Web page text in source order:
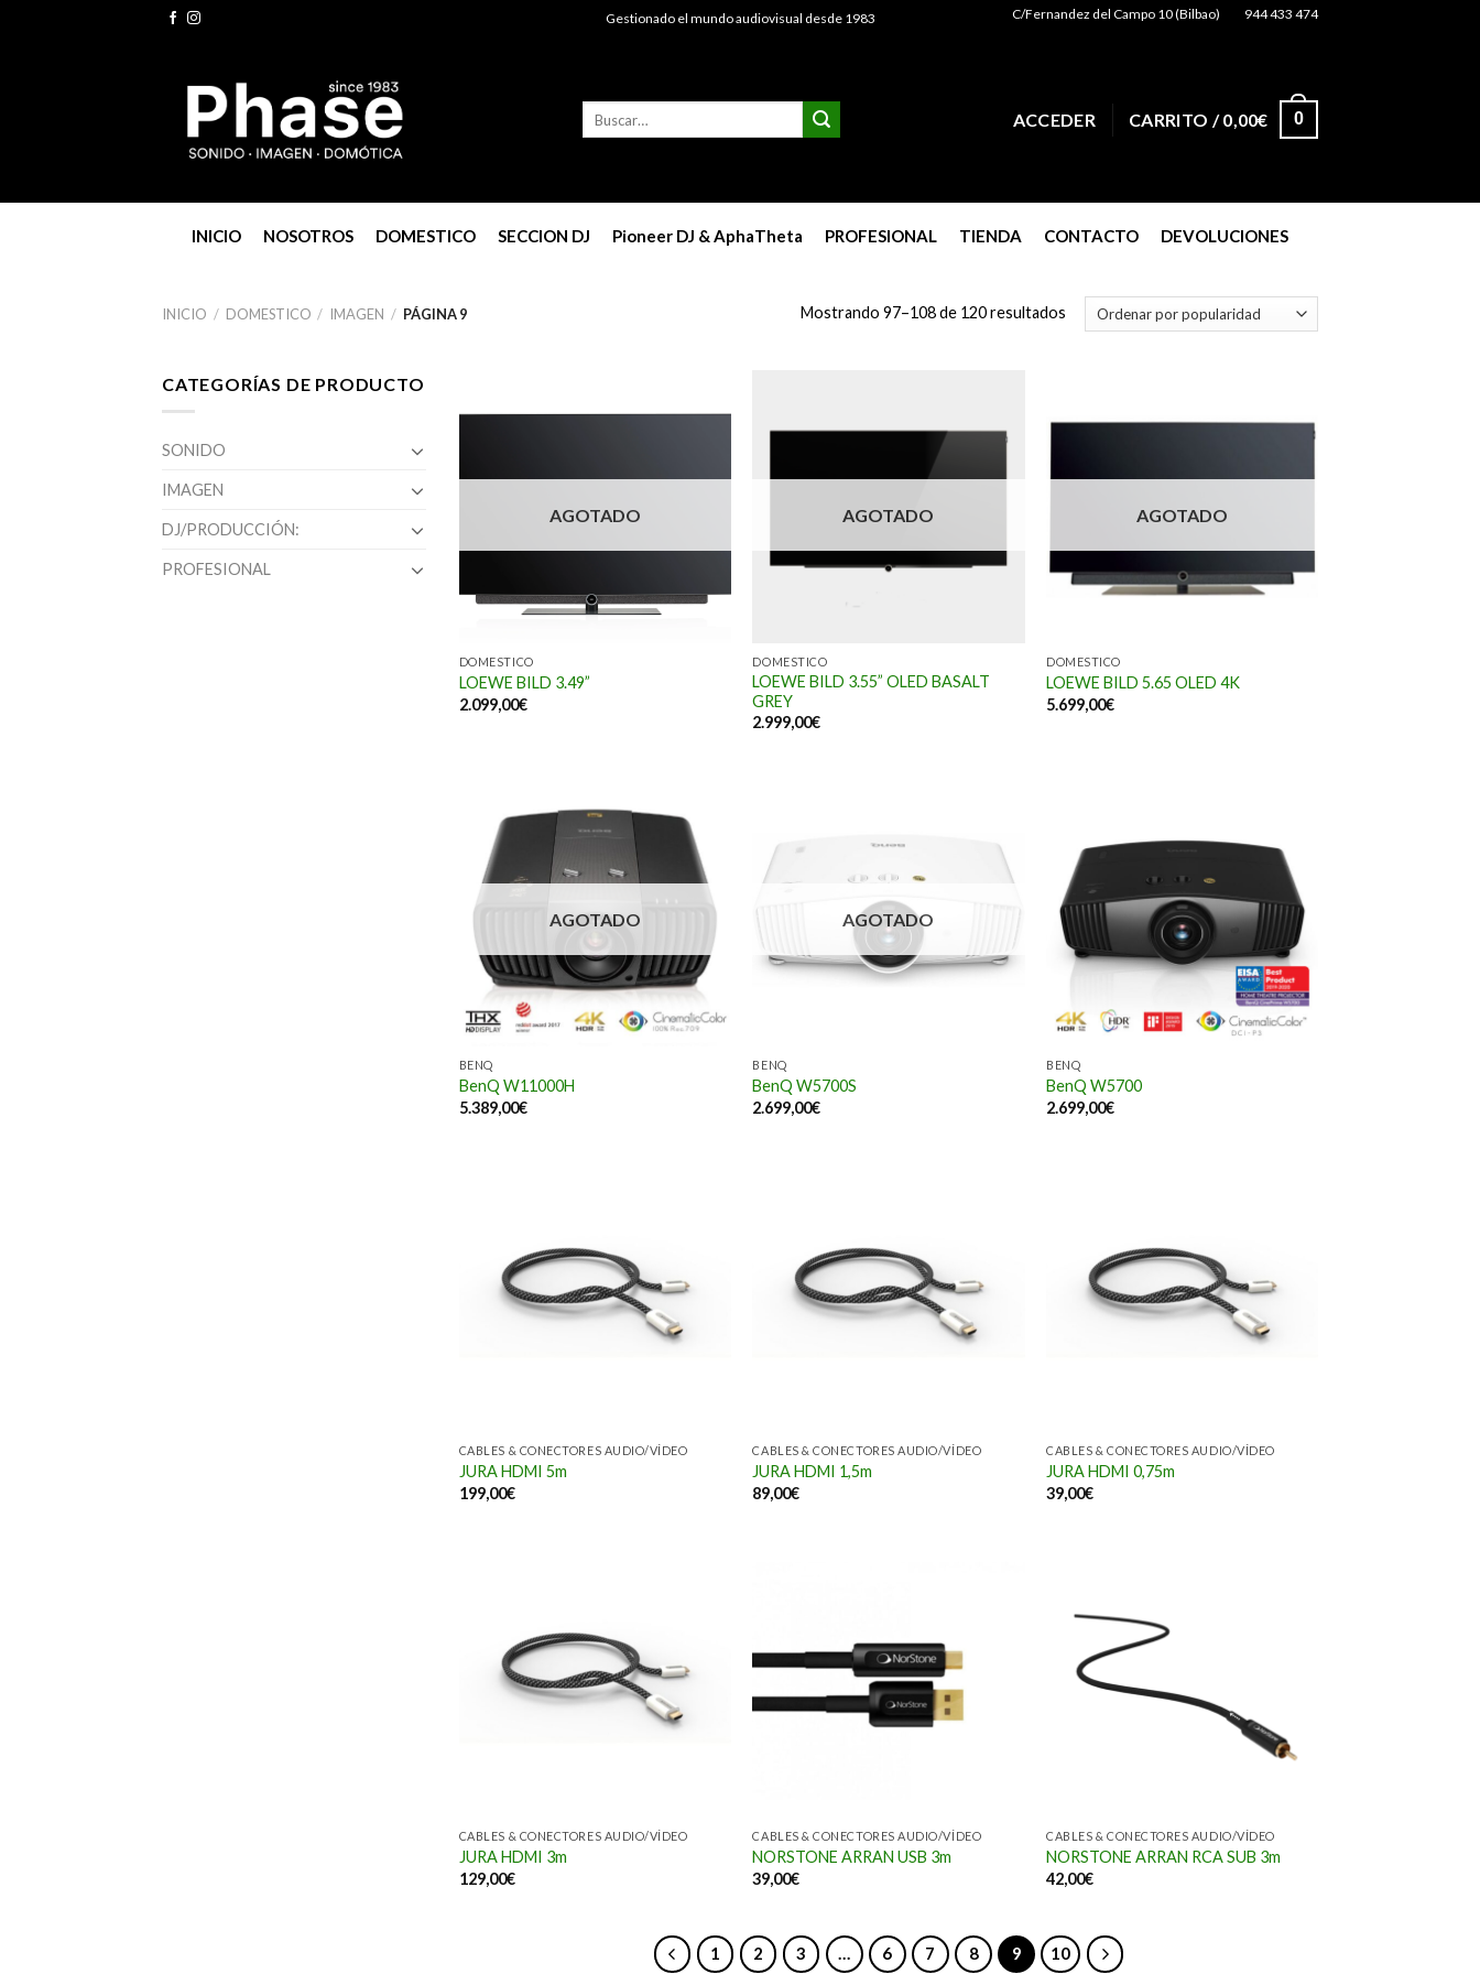
Gestionado el mundo audiovisual desde 1983 C/Fernandez del Campo 10 (Bilbao) 944 433 474
ACCEDER CARRITO /0,00€ 0
INICIO NOSOTROS DOMESTICO SECCION DJ Pioneer DJ & AphaTheta PROFESIONAL TIENDA CONTACTO DEVOLUCIONES
INICIO / DOMESTICO / IMAGEN / PÁGINA 9 Mostrando 97–108 de 120 resultados
CATEGORÍAS DE PRODUCTO
SONIDO
IMAGEN
DJ/PRODUCCIÓN:
PROFESIONAL
AGOTADO
DOMESTICO
LOEWE BILD 3.49”
2.099,00€
AGOTADO
DOMESTICO
LOEWE BILD 3.55” OLED BASALT
GREY
2.999,00€
AGOTADO
DOMESTICO
LOEWE BILD 5.65 OLED 4K
5.699,00€
AGOTADO
BENQ
BenQ W11000H
5.389,00€
AGOTADO
BENQ
BenQ W5700S
2.699,00€
BENQ
BenQ W5700
2.699,00€
CABLES & CONECTORES AUDIO/VÍDEO
JURA HDMI 5m
199,00€
CABLES & CONECTORES AUDIO/VÍDEO
JURA HDMI 1,5m
89,00€
CABLES & CONECTORES AUDIO/VÍDEO
JURA HDMI 0,75m
39,00€
CABLES & CONECTORES AUDIO/VÍDEO
JURA HDMI 3m
129,00€
CABLES & CONECTORES AUDIO/VÍDEO
NORSTONE ARRAN USB 3m
39,00€
CABLES & CONECTORES AUDIO/VÍDEO
NORSTONE ARRAN RCA SUB 3m
42,00€
1 2 3 … 6 7 8 9 10